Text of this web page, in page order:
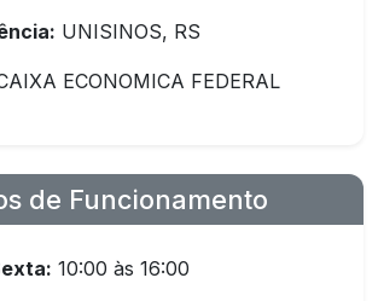
UNISINOS, RS
ECONOMICA FEDERAL
de Funcionamento
10:00 às 16:00